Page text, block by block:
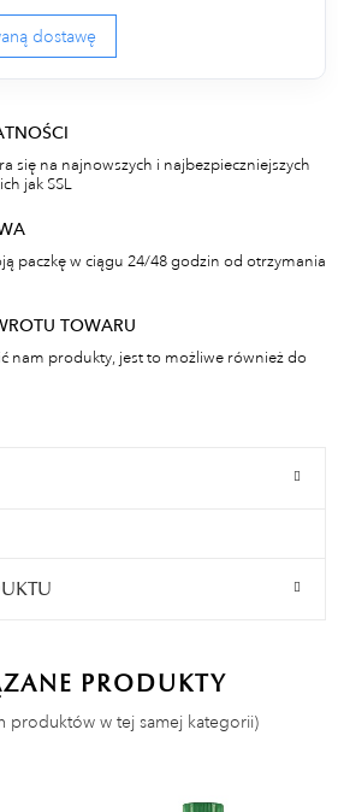
dostawę
się na najnowszych i najbezpieczniejszych
jak SSL
paczkę w ciągu 24/48 godzin od otrzymania
TOWARU
nam produkty, jest to możliwe również do
PRODUKTY
produktów w tej samej kategorii)